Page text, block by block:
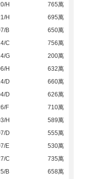
H
765萬
H
695萬
B
650萬
C
756萬
G
200萬
H
632萬
D
660萬
D
626萬
F
710萬
H
589萬
D
555萬
E
530萬
C
735萬
B
658萬